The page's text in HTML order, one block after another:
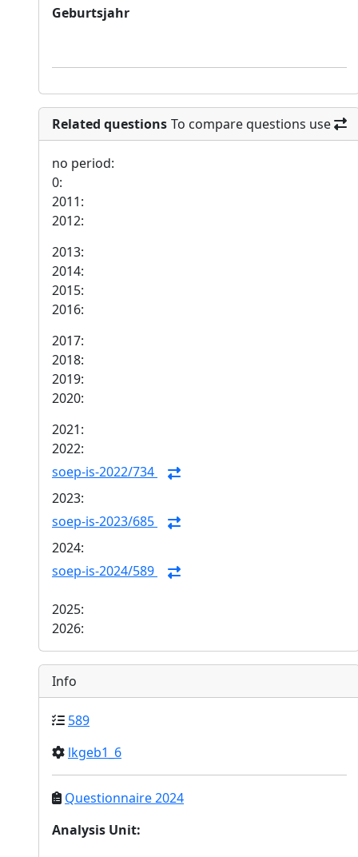
Geburtsjahr
Related questions To compare questions use
no period:
0:
2011:
2012:
2013:
2014:
2015:
2016:
2017:
2018:
2019:
2020:
2021:
2022:
soep-is-2022/734
2023:
soep-is-2023/685
2024:
soep-is-2024/589
2025:
2026:
Info
589
lkgeb1_6
Questionnaire 2024
Analysis Unit: